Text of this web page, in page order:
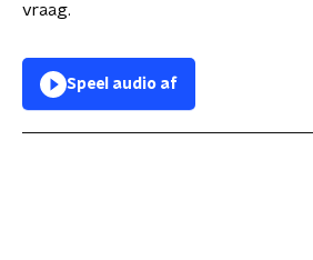
vraag.
Speel audio af